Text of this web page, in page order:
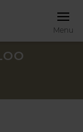
Menu